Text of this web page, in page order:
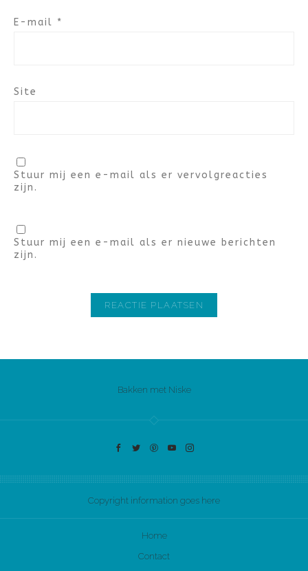
E-mail *
Site
Stuur mij een e-mail als er vervolgreacties
zijn.
Stuur mij een e-mail als er nieuwe berichten
zijn.
Bakken met Niske
Copyright information goes here
Home
Contact